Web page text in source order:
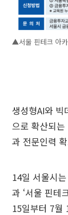
▲서울 핀테크 아
생성형AI와
으로 확산되
과 전문인력
14일 서울시
과 ‘서울 핀테
15일부터 7월